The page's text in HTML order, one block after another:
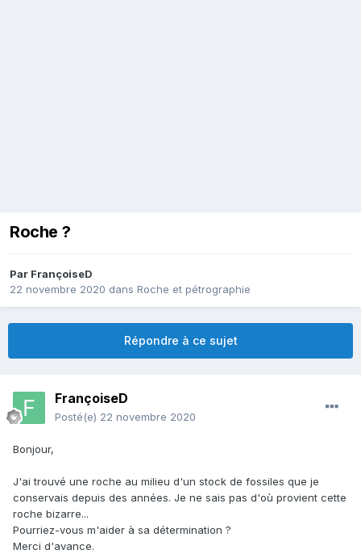
Roche ?
Par FrançoiseD
22 novembre 2020 dans Roche et pétrographie
Répondre à ce sujet
FrançoiseD
Posté(e) 22 novembre 2020
Bonjour,
J'ai trouvé une roche au milieu d'un stock de fossiles que je
conservais depuis des années. Je ne sais pas d'où provient cette
roche bizarre...
Pourriez-vous m'aider à sa détermination ?
Merci d'avance.